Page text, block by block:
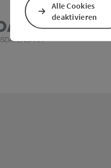
Alle Cookies
deaktivieren